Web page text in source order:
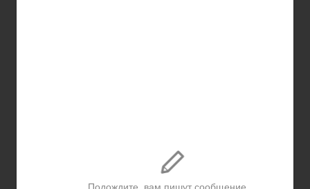
Договорные отношения